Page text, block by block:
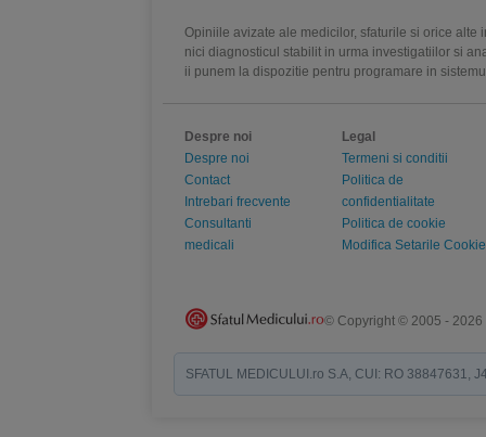
Opiniile avizate ale medicilor, sfaturile si orice
nici diagnosticul stabilit in urma investigatiilor si
ii punem la dispozitie pentru programare in
Despre noi
Despre noi
Contact
Intrebari frecvente
Consultanti
medicali
Legal
Termeni si conditii
Politica de
confidentialitate
Politica de cookie
Modifica Setarile Cookie
© Copyright © 2005 - 2026
SFATUL MEDICULUI.ro S.A, CUI: RO 38847631,